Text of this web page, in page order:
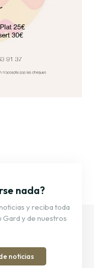
nada?
y reciba toda
Gard y de nuestros
noticias